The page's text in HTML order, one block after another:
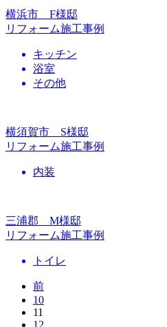
横浜市 F様邸
リフォーム施工事例
キッチン
浴室
その他
横須賀市 S様邸
リフォーム施工事例
内装
三浦郡 M様邸
リフォーム施工事例
トイレ
前
10
11
12